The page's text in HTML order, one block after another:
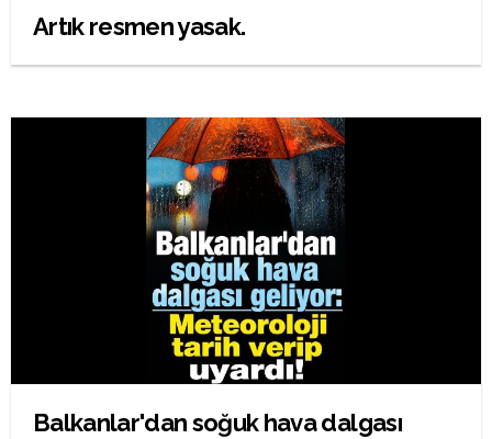
Artık resmen yasak.
Balkanlar'dan soğuk hava dalgası